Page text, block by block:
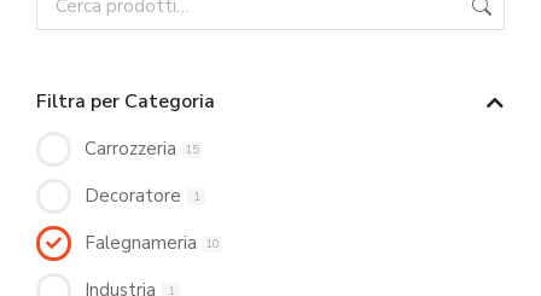
Filtra per Categoria
Carrozzeria 15
Decoratore 1
Falegnameria 10
Industria 1